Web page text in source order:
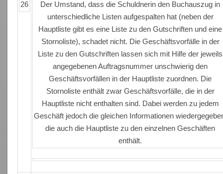
26
Der Umstand, dass die Schuldnerin den Buchauszug in
unterschiedliche Listen aufgespalten hat (neben der
Hauptliste gibt es eine Liste zu den Gutschriften und eine
Stornoliste), schadet nicht. Die Geschäftsvorfälle in der
Liste zu den Gutschriften lassen sich mit Hilfe der jeweils
angegebenen Auftragsnummer unschwierig den
Geschäftsvorfällen in der Hauptliste zuordnen. Die
Stornoliste enthält zwar Geschäftsvorfälle, die in der
Hauptliste nicht enthalten sind. Dabei werden zu jedem
Geschäft jedoch die gleichen Informationen
die auch die Hauptliste zu den einzelnen Geschäften
enthält.